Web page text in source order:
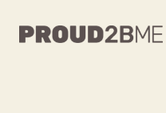
WAAR BEN